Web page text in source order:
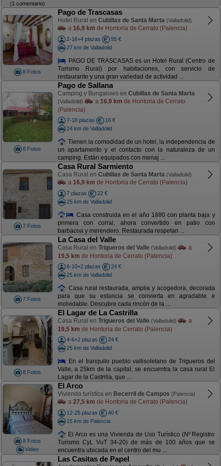
(1 comentario)
8 Fotos
Pago de Trascasas
Hotel Rural en Cubillas de Santa Marta (Valladolid)
a 16,9 km de Hontoria de Cerrato (Palencia)
2-16+4 plazas
55 €
27 km de Valladolid
PAGO DE TRASCASAS es un Hotel Rural (Centro de
Turismo Rural) por habitaciones, con servicio de
restaurante y una gran variedad de actividad ...
8 Fotos
Pago de Sallana
Camping y Bungalows en Cubillas de Santa Marta
(Valladolid) a 16,9 km de Hontoria de Cerrato
(Palencia)
7-18 plazas
16 €
24 km de Valladolid
Tienen la comodidad de un hotel, la independencia de
un apartamento y el contacto con la naturaleza de un
camping. Están equipados con menaj ...
7 Fotos
Casa Rural Sarmiento
Casa Rural en Cubillas de Santa Marta (Valladolid)
a 16,9 km de Hontoria de Cerrato (Palencia)
7 plazas
22 €
25 km de Valladolid
Casa construida en el año 1880 con planta baja y
primera con corral, ahora convertido en patio con
barbacoa y merendero. Restaurada respetan ...
7 Fotos
La Casa del Valle
Casa Rural en Trigueros del Valle (Valladolid)
a
19,5 km de Hontoria de Cerrato (Palencia)
6-10+2 plazas
24 €
25 km de Valladolid
Casa rural restaurada, amplia y acogedora, decorada
para que su estancia se convierta en agradable e
inolvidable. Descubre cada rincón de la ...
8 Fotos
El Lagar de La Castrilla
Casa Rural en Trigueros del Valle (Valladolid)
a
19,5 km de Hontoria de Cerrato (Palencia)
4-6+2 plazas
24 €
25 km de Valladolid
En el tranquilo pueblo vallisoletano de Trigueros del
Valle, a 25km de la capital, se encuentra la casa rural El
Lagar de la Castrilla, que ...
8 Fotos
Video
El Arco
Vivienda turística en Becerril de Campos (Palencia)
a 27,5 km de Hontoria de Cerrato (Palencia)
12-25 plazas
40 €
15 km de Palencia
El Arco es una Vivienda de Uso Turístico (Nº Registro
Turismo CyL VuT 34-20) de más de 100 años que se
encuentra ubicada en el centro del mu ...
Las Casitas de Papel